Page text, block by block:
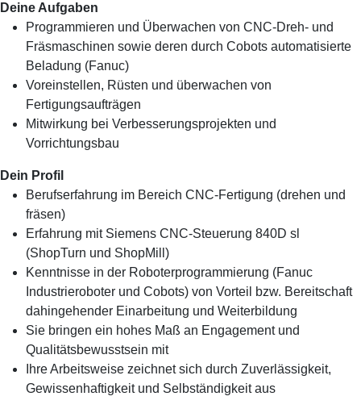
Deine Aufgaben
Programmieren und Überwachen von CNC-Dreh- und
Fräsmaschinen sowie deren durch Cobots automatisierte
Beladung (Fanuc)
Voreinstellen, Rüsten und überwachen von
Fertigungsaufträgen
Mitwirkung bei Verbesserungsprojekten und
Vorrichtungsbau
Dein Profil
Berufserfahrung im Bereich CNC-Fertigung (drehen und
fräsen)
Erfahrung mit Siemens CNC-Steuerung 840D sl
(ShopTurn und ShopMill)
Kenntnisse in der Roboterprogrammierung (Fanuc
Industrieroboter und Cobots) von Vorteil bzw. Bereitschaft
dahingehender Einarbeitung und Weiterbildung
Sie bringen ein hohes Maß an Engagement und
Qualitätsbewusstsein mit
Ihre Arbeitsweise zeichnet sich durch Zuverlässigkeit,
Gewissenhaftigkeit und Selbständigkeit aus